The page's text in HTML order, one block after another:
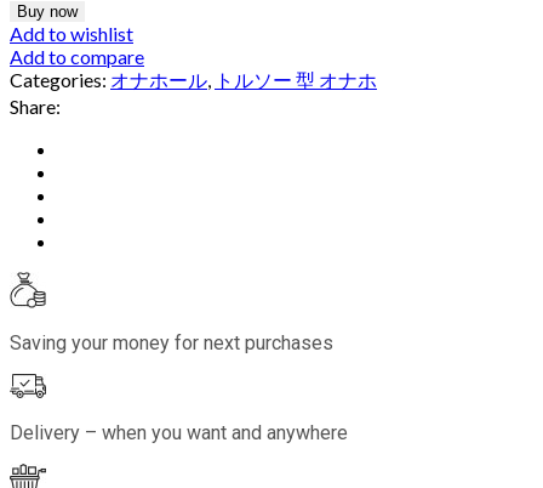
Buy now
Add to wishlist
Add to compare
Categories: オナホール, トルソー 型 オナホ
Share:
Saving your money for next purchases
Delivery – when you want and anywhere